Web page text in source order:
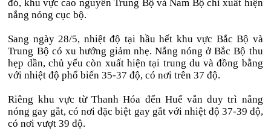
đó, khu vực cao nguyên Trung Bộ và Nam Bộ chỉ xuất hiện
nắng nóng cục bộ.
Sang ngày 28/5, nhiệt độ tại hầu hết khu vực Bắc Bộ và
Trung Bộ có xu hướng giảm nhẹ. Nắng nóng ở Bắc Bộ thu
hẹp dần, chủ yếu còn xuất hiện tại trung du và đồng bằng
với nhiệt độ phổ biến 35-37 độ, có nơi trên 37 độ.
Riêng khu vực từ Thanh Hóa đến Huế vẫn duy trì nắng
nóng gay gắt, có nơi đặc biệt gay gắt với nhiệt độ 37-39 độ,
có nơi vượt 39 độ.